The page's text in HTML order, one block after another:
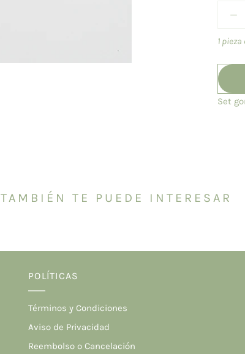
1
Set
TAMBIÉN TE PUEDE INTERESAR
POLÍTICAS
Términos y Condiciones
Aviso de Privacidad
Reembolso o Cancelación